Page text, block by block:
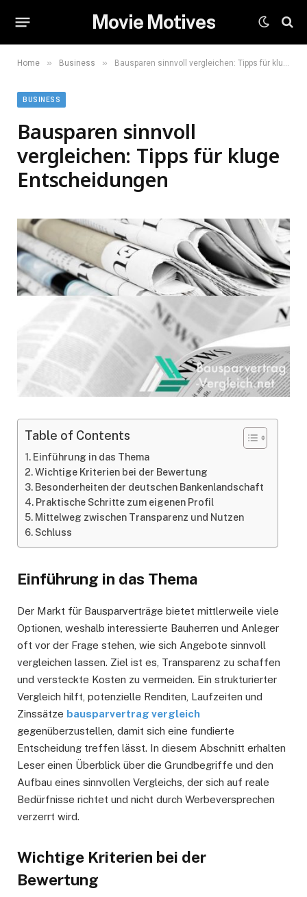
Movie Motives
Home » Business » Bausparen sinnvoll vergleichen: Tipps für kluge Entscheidungen
BUSINESS
Bausparen sinnvoll
vergleichen: Tipps für kluge
Entscheidungen
Table of Contents
Einführung in das Thema
Wichtige Kriterien bei der Bewertung
Besonderheiten der deutschen Bankenlandschaft
Praktische Schritte zum eigenen Profil
Mittelweg zwischen Transparenz und Nutzen
Schluss
Einführung in das Thema
Der Markt für Bausparverträge bietet mittlerweile viele
Optionen, weshalb interessierte Bauherren und Anleger
oft vor der Frage stehen, wie sich Angebote sinnvoll
vergleichen lassen. Ziel ist es, Transparenz zu schaffen
und versteckte Kosten zu vermeiden. Ein strukturierter
Vergleich hilft, potenzielle Renditen, Laufzeiten und
Zinssätze bausparvertrag vergleich
gegenüberzustellen, damit sich eine fundierte
Entscheidung treffen lässt. In diesem Abschnitt erhalten
Leser einen Überblick über die Grundbegriffe und den
Aufbau eines sinnvollen Vergleichs, der sich auf reale
Bedürfnisse richtet und nicht durch Werbeversprechen
verzerrt wird.
Wichtige Kriterien bei der
Bewertung